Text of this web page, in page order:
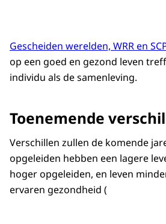
Gescheiden werelden, WRR en
op een goed en gezond leven
individu als de samenleving.
Toenemende
Verschillen zullen de komende
opgeleiden hebben een lagere
hoger opgeleiden, en leven
ervaren gezondheid (